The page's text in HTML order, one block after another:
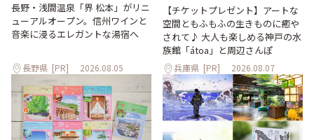
長野・浅間温泉「界 松本」がリニ
ューアルオープン。信州ワインと
音楽に浸るエレガントな湯宿へ
長野県 [PR] 2026.08.05
【チケットプレゼント】アートな
空間ともふもふの生きものに癒や
されて♪ 大人も楽しめる神戸の水
族館「átoa」と周辺さんぽ
兵庫県 [PR] 2026.08.07